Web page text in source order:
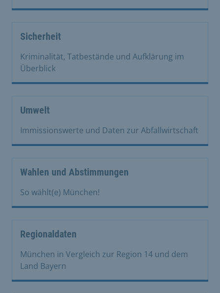
Sicherheit
Kriminalität, Tatbestände und Aufklärung im
Überblick
Umwelt
Immissionswerte und Daten zur Abfallwirtschaft
Wahlen und Abstimmungen
So wählt(e) München!
Regionaldaten
München in Vergleich zur Region 14 und dem
Land Bayern